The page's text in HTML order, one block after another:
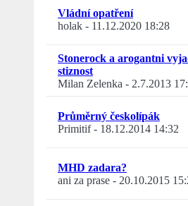
Vládní opatření
holak - 11.12.2020 18:28
Stonerock a arogantni
stiznost
Milan Zelenka - 2.7.2013
Průměrný českolípák
Primitif- 18.12.2014 14:32
MHD zadara?
ani za prase - 20.10.2015